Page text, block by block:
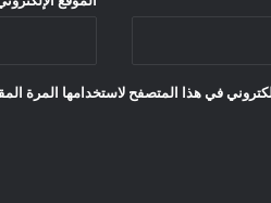
في هذا المتصفح لاستخدامها المرة